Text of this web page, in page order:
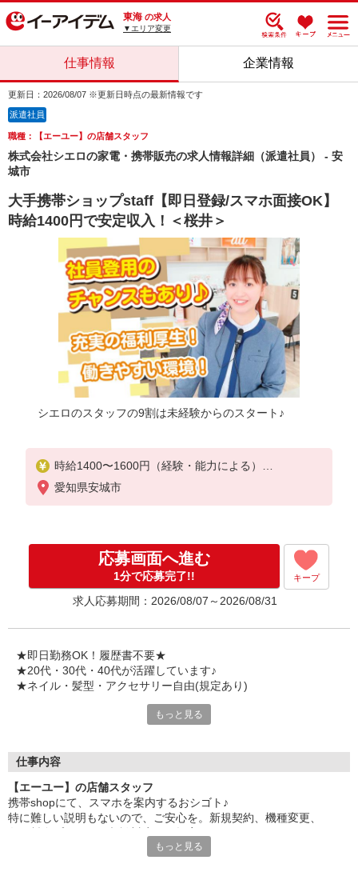
東海 の求人
▼エリア変更
仕事情報 企業情報
更新日：2026/08/07 ※更新日時点の最新情報です
派遣社員
職種：【エーユー】の店舗スタッフ
株式会社シエロの家電・携帯販売の求人情報詳細（派遣社員） - 安
城市
大手携帯ショップstaff【即日登録/スマホ面接OK】
時給1400円で安定収入！＜桜井＞
シエロのスタッフの9割は未経験からのスタート♪
時給1400〜1600円（経験・能力による）
※残業代支給
★交通費別途支給（規定あり）
入社祝い金10万円支給(規定有)
お友達を紹介頂くと,
インセンティブ支給(規定有)
゜・。○。・゜+゜・。○。・゜+゜
愛知県安城市
応募画面へ進む
1分で応募完了!! キープ
求人応募期間：2026/08/07～2026/08/31
★即日勤務OK！履歴書不要★
★20代・30代・40代が活躍しています♪
★ネイル・髪型・アクセサリー自由(規定あり)
各キャリアの新機種が特別価格で購入OK！！
特別割引価格でご利用可能☆
お得に過ごしたいあなたの味方です♪
【選べるお仕事いろいろ】
もっと見る
仕事内容
【エーユー】の店舗スタッフ
携帯shopにて、スマホを案内するおシゴト♪
特に難しい説明もないので、ご安心を。新規契約、機種変更、
もっと見る